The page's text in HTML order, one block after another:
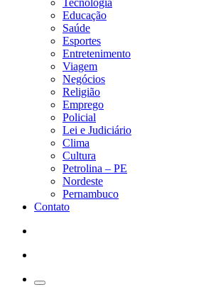
Tecnologia
Educação
Saúde
Esportes
Entretenimento
Viagem
Negócios
Religião
Emprego
Policial
Lei e Judiciário
Clima
Cultura
Petrolina – PE
Nordeste
Pernambuco
Contato